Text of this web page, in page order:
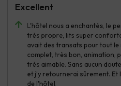
L'hôtel nous a enchantés, le
très propre, lits super
avait des transats pour tout
complet, très bon, animation,
très aimable. Sans aucun
et j’y retournerai sûrement. Et
de l'hôtel.
Excellent